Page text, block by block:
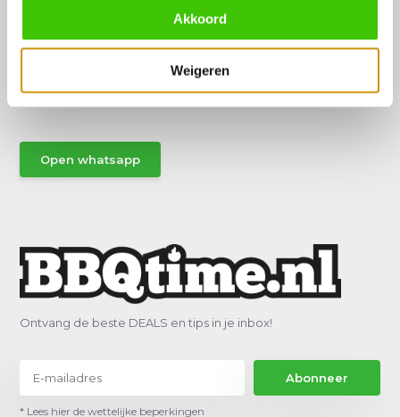
Akkoord
Weigeren
Hulp of advies nodig?
Vraag het een van onze specialisten!
Stuur gemakkelijk een Whatsapp.
Open whatsapp
Ontvang de beste DEALS en tips in je inbox!
Abonneer
* Lees hier de wettelijke beperkingen